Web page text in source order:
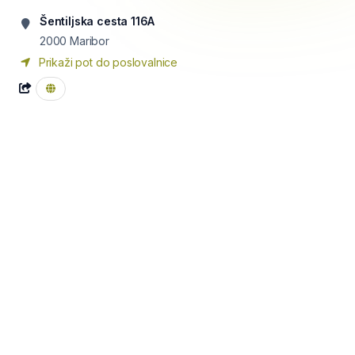
Šentiljska cesta 116A
2000 Maribor
Prikaži pot do poslovalnice